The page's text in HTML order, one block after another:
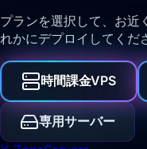
プランを選択して、お近
れかにデプロイしてくだ
時間課金VPS
専用サーバー